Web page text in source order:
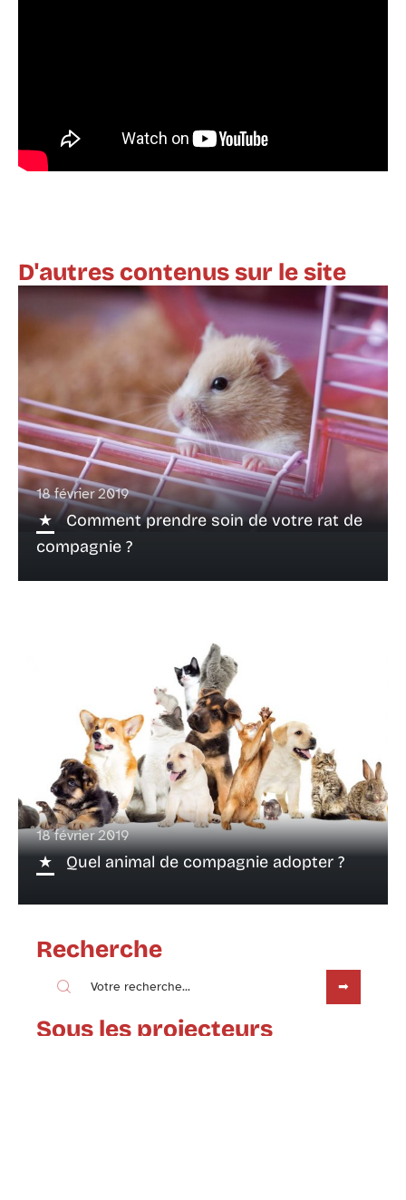
D'autres contenus sur le site
18 février 2019
Comment prendre soin de votre rat de
compagnie ?
18 février 2019
Quel animal de compagnie adopter ?
Recherche
Sous les projecteurs